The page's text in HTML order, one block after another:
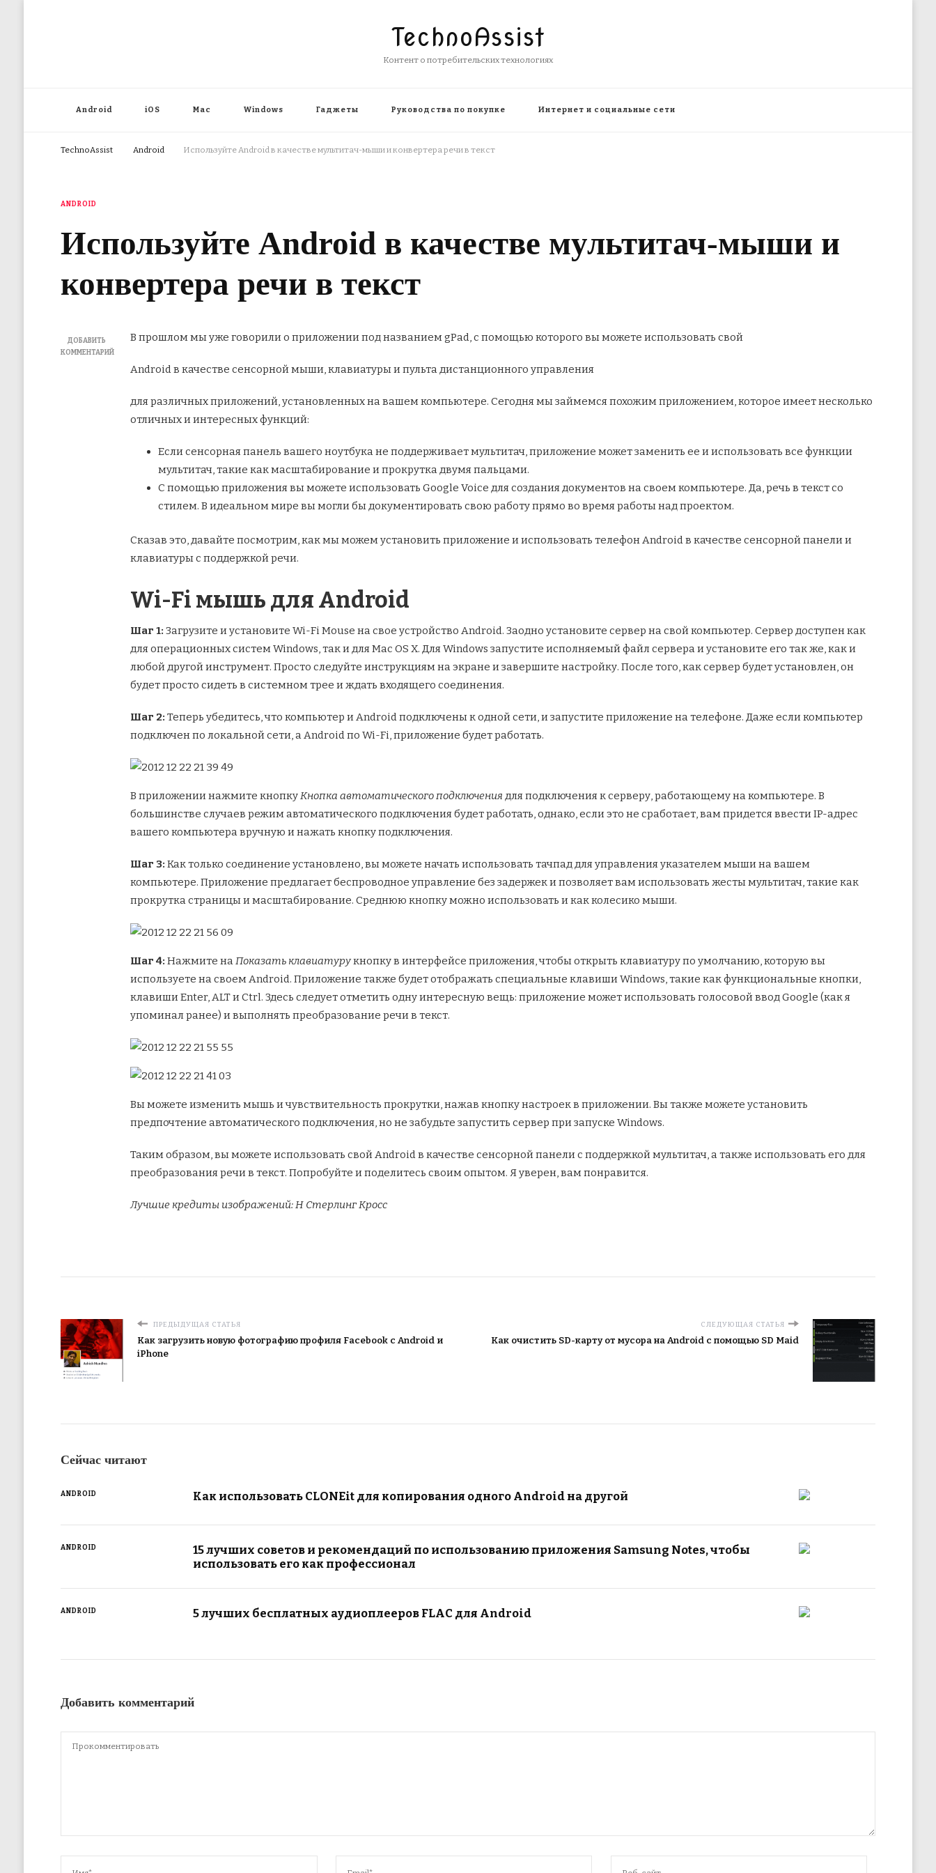
TechnoAssist
Контент о потребительских технологиях
Android iOS Mac Windows Гаджеты Руководства по покупке Интернет и социальные сети
TechnoAssist Android Используйте Android в качестве мультитач-мыши и конвертера речи в текст
ANDROID
Используйте Android в качестве мультитач-мыши и
конвертера речи в текст
ДОБАВИТЬ
КОММЕНТАРИЙ
В прошлом мы уже говорили о приложении под названием gPad, с помощью которого вы можете использовать свой
Android в качестве сенсорной мыши, клавиатуры и пульта дистанционного управления
для различных приложений,установленных на вашем компьютере. Сегодня мы займемся похожим приложением, которое имеет несколько
отличных и интересных функций:
Если сенсорная панель вашего ноутбука не поддерживает мультитач, приложение может заменить ее и использовать все функции
мультитач, такие как масштабирование и прокрутка двумя пальцами.
С помощью приложения вы можете использовать Google Voice для создания документов на своем компьютере. Да, речь в текст со
стилем. В идеальном мире вы могли бы документировать свою работу прямо во время работы над проектом.
Сказав это, давайте посмотрим, как мы можем установить приложение и использовать телефон Android в качестве сенсорной панели и
клавиатуры с поддержкой речи.
Wi-Fi мышь для Android
Шаг 1: Загрузите и установите Wi-Fi Mouse на свое устройство Android. Заодно установите сервер на свой компьютер. Сервер доступен как
для операционных систем Windows, так и для Mac OS X. Для Windows запустите исполняемый файл сервера и установите его так же, как и
любой другой инструмент. Просто следуйте инструкциям на экране и завершите настройку. После того, как сервер будет установлен, он
будет просто сидеть в системном трее и ждать входящего соединения.
Шаг 2: Теперь убедитесь, что компьютер и Android подключены к одной сети, и запустите приложение на телефоне. Даже если компьютер
подключен по локальной сети, а Android по Wi-Fi, приложение будет работать.
В приложении нажмите кнопку Кнопка автоматического подключения для подключения к серверу, работающему на компьютере. В
большинстве случаев режим автоматического подключения будет работать, однако, если это не сработает, вам придется ввести IP-адрес
вашего компьютера вручную и нажать кнопку подключения.
Шаг 3: Как только соединение установлено, вы можете начать использовать тачпад для управления указателем мыши на вашем
компьютере. Приложение предлагает беспроводное управление без задержек и позволяет вам использовать жесты мультитач, такие как
прокрутка страницы и масштабирование. Среднюю кнопку можно использовать и как колесико мыши.
Шаг 4: Нажмите на Показать клавиатурукнопку в интерфейсе приложения, чтобы открыть клавиатуру по умолчанию, которую вы
используете на своем Android. Приложение также будет отображать специальные клавиши Windows, такие как функциональные кнопки,
клавиши Enter, ALT и Ctrl. Здесь следует отметить одну интересную вещь: приложение может использовать голосовой ввод Google (как я
упоминал ранее) и выполнять преобразование речи в текст.
Вы можете изменить мышь и чувствительность прокрутки, нажав кнопку настроек в приложении. Вы также можете установить
предпочтение автоматического подключения, но не забудьте запустить сервер при запуске Windows.
Таким образом, вы можете использовать свой Android в качестве сенсорной панели с поддержкой мультитач, а также использовать его для
преобразования речи в текст. Попробуйте и поделитесь своим опытом. Я уверен, вам понравится.
Лучшие кредиты изображений: H Стерлинг Кросс
ПРЕДЫДУЩАЯ СТАТЬЯ
Как загрузить новую фотографию профиля Facebook с Android и
iPhone
СЛЕДУЮЩАЯ СТАТЬЯ
Как очистить SD-карту от мусора на Android с помощью SD Maid
Сейчас читают
ANDROID Как использовать CLONEit для копирования одного Android на другой
ANDROID
15 лучших советов и рекомендаций по использованию приложения Samsung Notes, чтобы
использовать его как профессионал
ANDROID 5 лучших бесплатных аудиоплееров FLAC для Android
Добавить комментарий